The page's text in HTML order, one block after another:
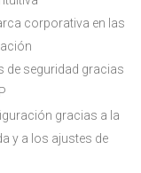
corporativa en las
de seguridad gracias
gracias a la
y a los ajustes de